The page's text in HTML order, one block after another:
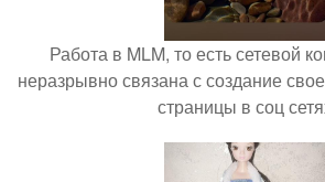
Работа в MLM, то есть сетевой
неразрывно связана с создание
страницы в соц